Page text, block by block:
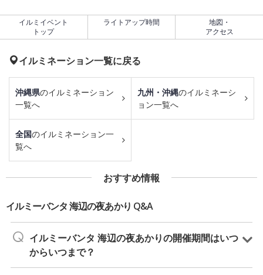
イルミイベント
トップ
ライトアップ時間
地図・
アクセス
イルミネーション一覧に戻る
沖縄県のイルミネーション
一覧へ
九州・沖縄のイルミネーシ
ョン一覧へ
全国のイルミネーション一
覧へ
おすすめ情報
イルミーバンタ 海辺の夜あかり Q&A
イルミーバンタ 海辺の夜あかりの開催期間はいつ
からいつまで？